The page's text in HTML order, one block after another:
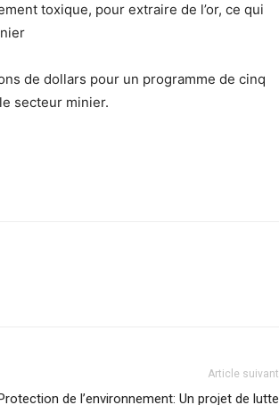
toxique, pour extraire de l’or, ce qui
de dollars pour un programme de cinq
secteur minier.
Article suivant
de l’environnement: Un projet de lutte